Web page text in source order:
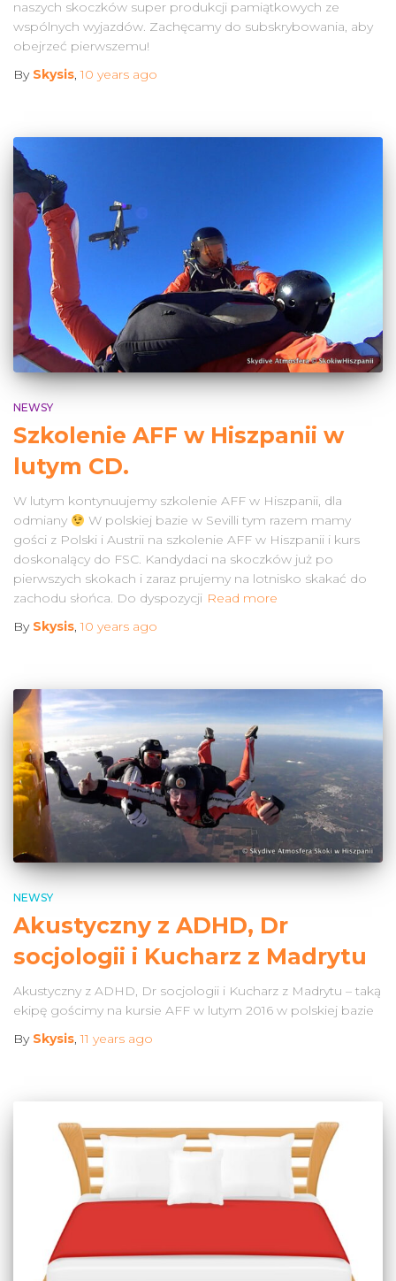
naszych skoczków super produkcji pamiątkowych ze
wspólnych wyjazdów. Zachęcamy do subskrybowania, aby
obejrzeć pierwszemu!
By Skysis,10 years ago
NEWSY
Szkolenie AFF w Hiszpanii w
lutym CD.
W lutym kontynuujemy szkolenie AFF w Hiszpanii, dla
odmiany
W polskiej bazie w Sevilli tym razem mamy
gości z Polski i Austrii na szkolenie AFF w Hiszpanii i kurs
doskonalący do FSC. Kandydaci na skoczków już po
pierwszych skokach i zaraz prujemy na lotnisko skakać do
zachodu słońca. Do dyspozycji Read more
By Skysis,10 years ago
NEWSY
Akustyczny z ADHD, Dr
socjologii i Kucharz z Madrytu
Akustyczny z ADHD, Dr socjologii i Kucharz z Madrytu – taką
ekipę gościmy na kursie AFF w lutym 2016 w polskiej bazie
By Skysis,11 years ago